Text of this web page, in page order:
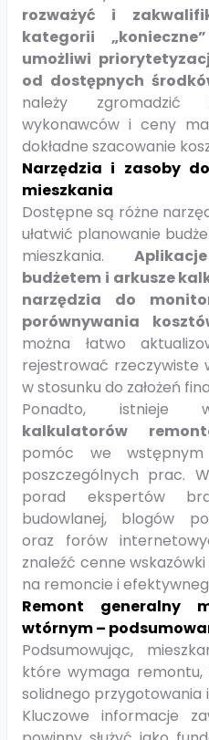
rozważyć i
kategorii
umożliwi
od dostępnych
należy
wykonawców i ceny
dokładne szacowanie
Narzędzia i zasoby
mieszkania
Dostępne są różne
ułatwić planowanie
mieszkania.
budżetem i arkusze
narzędzia do
porównywania
można łatwo
rejestrować rzeczywiste
w stosunku do założeń
Ponadto, istnieje
kalkulatorów
pomóc we wstępnym
poszczególnych prac.
porad ekspertów
budowlanej, blogów
oraz forów
znaleźć cenne
na remoncie i
Remont generalny
wtórnym –
Podsumowując,
które wymaga
solidnego przygotowania
Kluczowe informacje